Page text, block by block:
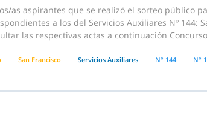
as aspirantes que se realizó el sorteo público
a los del Servicios Auxiliares Nº 144:
las respectivas actas a continuación
San Francisco Servicios Auxiliares N° 144 N°